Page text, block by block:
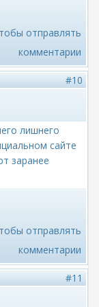
отправлять
комментарии
#10
лишнего
сайте
заранее
отправлять
комментарии
#11